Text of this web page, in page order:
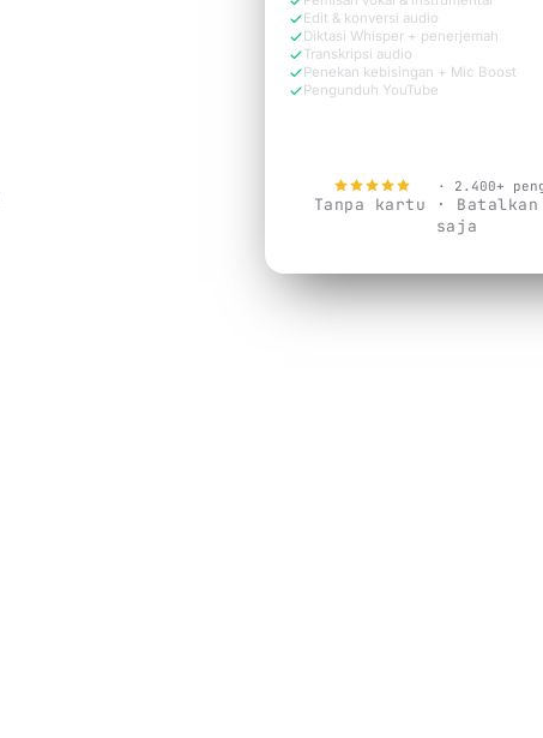
Edit & konversi audio
Diktasi Whisper + penerjemah
Transkripsi audio
Penekan kebisingan + Mic Boost
Pengunduh YouTube
· 2.400+
Tanpa kartu · Batalkan
saja